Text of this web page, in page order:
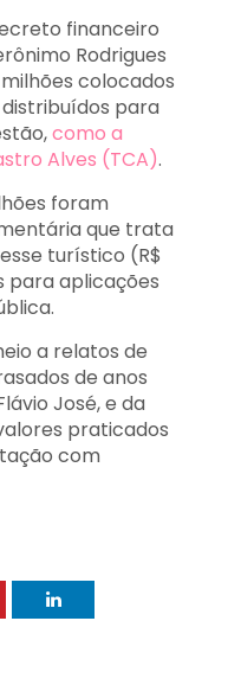
financeiro
Rodrigues
colocados
para
como a
Alves (TCA).
foram
que trata
turístico (R$
para aplicações
a relatos de
de anos
José, e da
praticados
com